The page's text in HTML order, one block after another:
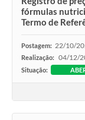
fórmulas
Termo de
Postagem: 22/10/
Realização: 04/12/
Situação: